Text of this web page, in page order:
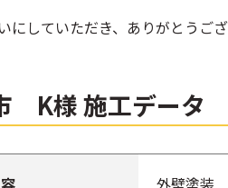
にしていただき、ありがとうご
K様 施工データ
外壁塗装